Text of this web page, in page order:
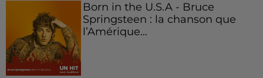
Born in the U.S.A - Bruce
Springsteen : la chanson que
l’Amérique...